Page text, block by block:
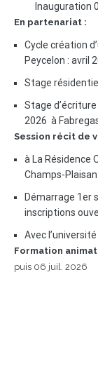
Inauguration
En partenariat :
Cycle création
Peycelon : avril
Stage
Stage d’écriture
2026 à
Session récit de
à La Résidence
Champs-
Démarrage 1er
inscriptions
Avec
Formation
puis 06 juil. 2026